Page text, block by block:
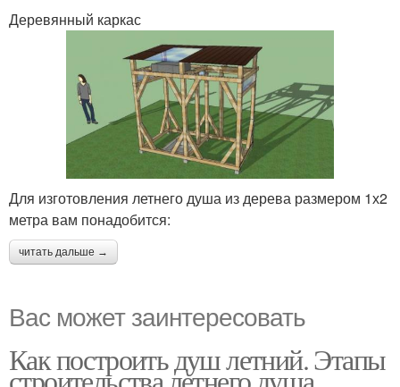
Деревянный каркас
Для изготовления летнего душа из дерева размером 1х2
метра вам понадобится:
читать дальше →
Вас может заинтересовать
Как построить душ летний. Этапы